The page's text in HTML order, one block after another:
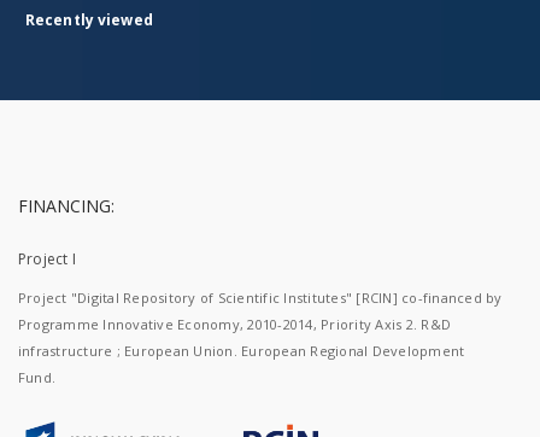
Recently viewed
FINANCING:
Project I
Project "Digital Repository of Scientific Institutes" [RCIN] co-financed by
Programme Innovative Economy, 2010-2014, Priority Axis 2. R&D
infrastructure ; European Union. European Regional Development
Fund.